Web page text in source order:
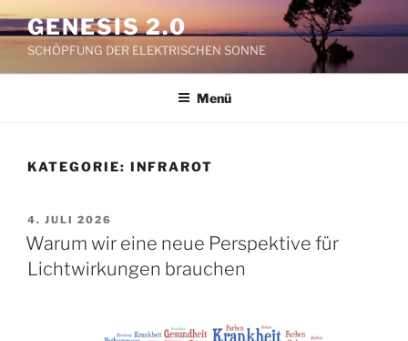
Zum
Inhalt
springen
GENESIS 2.0
SCHÖPFUNG DER ELEKTRISCHEN SONNE
Menü
KATEGORIE: INFRAROT
VERÖFFENTLICHT
AM
4. JULI 2026
Warum wir eine neue Perspektive für
Lichtwirkungen brauchen